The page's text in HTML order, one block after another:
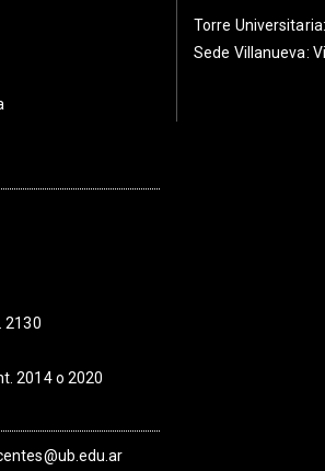
2130
2014 o 2020
Torre Universitaria
Sede Villanueva: